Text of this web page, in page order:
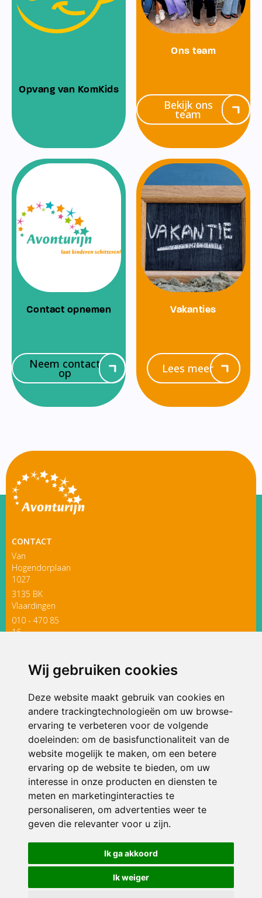
Wij gebruiken cookies
Deze website maakt gebruik van cookies en
andere trackingtechnologieën om uw browse-
ervaring te verbeteren voor de volgende
doeleinden: om de basisfunctionaliteit van de
website mogelijk te maken, om een betere
ervaring op de website te bieden, om uw
interesse in onze producten en diensten te
meten en marketinginteracties te
personaliseren, om advertenties weer te
geven die relevanter voor u zijn.
Ik ga akkoord
Ik weiger
Opvang van KomKids
Ons team
Bekijk ons
team
Contact opnemen
Neem contact
op
Vakanties
Lees meer
CONTACT
Van
Hogendorplaan
1027
3135 BK
Vlaardingen
010 - 470 85
16
ONDERDEEL VAN
© 2026 Avonturijn | Alle rechten voorbehouden
Privacy policy|Disclaimer| Klachtenregeling|RSIN en Anbi
voorkeuren
Crealisatie The MindOffice